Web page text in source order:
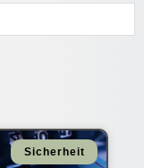
Sicherheit